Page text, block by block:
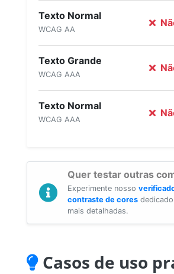
Texto Normal
WCAG AA
Texto Grande
WCAG AAA
Texto Normal
WCAG AAA
Quer testar outras
Experimente nosso
contraste de cores
mais detalhadas.
Casos de uso